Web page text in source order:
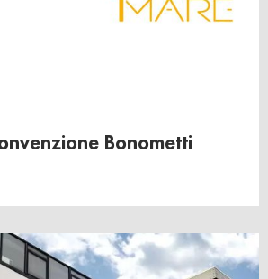
Bonometti